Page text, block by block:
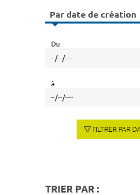
Par date de création
Du
à
FILTRER PAR
TRIER PAR :